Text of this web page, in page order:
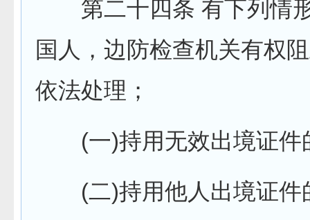
第二十四条 有下列情
国人，边防检查机关有权
依法处理；
(一)持用无效出境证件
(二)持用他人出境证件